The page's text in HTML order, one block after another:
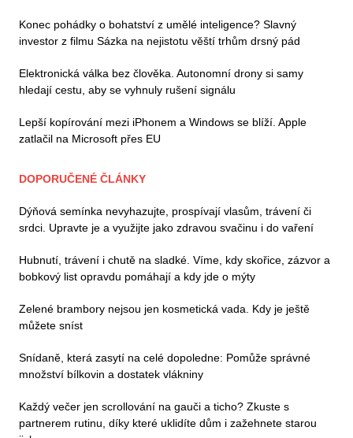
Konec pohádky o bohatství z umělé inteligence? Slavný
investor z filmu Sázka na nejistotu věští trhům drsný pád
Elektronická válka bez člověka. Autonomní drony si samy
hledají cestu, aby se vyhnuly rušení signálu
Lepší kopírování mezi iPhonem a Windows se blíží. Apple
zatlačil na Microsoft přes EU
DOPORUČENÉ ČLÁNKY
Dýňová semínka nevyhazujte, prospívají vlasům, trávení či
srdci. Upravte je a využijte jako zdravou svačinu i do vaření
Hubnutí, trávení i chutě na sladké. Víme, kdy skořice, zázvor a
bobkový list opravdu pomáhají a kdy jde o mýty
Zelené brambory nejsou jen kosmetická vada. Kdy je ještě
můžete sníst
Snídaně, která zasytí na celé dopoledne: Pomůže správné
množství bílkovin a dostatek vlákniny
Každý večer jen scrollování na gauči a ticho? Zkuste s
partnerem rutinu, díky které uklidíte dům i zažehnete starou